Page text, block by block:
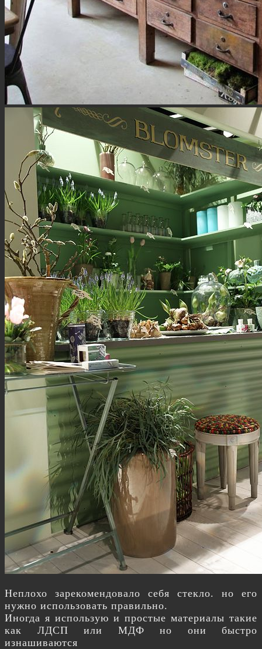
Неплохо зарекомендовало себя стекло. но его
нужно использовать правильно.
Иногда я использую и простые материалы такие
как ЛДСП или МДФ но они быстро
изнашиваются